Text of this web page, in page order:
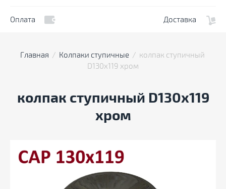
Оплата Доставка
Главная
  /
Колпаки ступичные
  /  колпак ступичный
D130x119 хром
колпак ступичный D130x119
хром